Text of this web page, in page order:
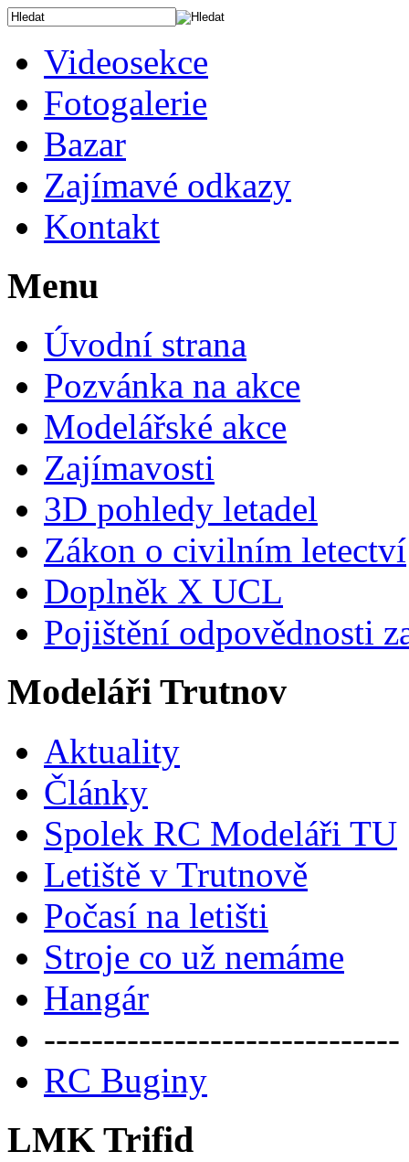
Videosekce
Fotogalerie
Bazar
Zajímavé odkazy
Kontakt
Menu
Úvodní strana
Pozvánka na akce
Modelářské akce
Zajímavosti
3D pohledy letadel
Zákon o civilním letectví
Doplněk X UCL
Pojištění odpovědnosti
Modeláři Trutnov
Aktuality
Články
Spolek RC Modeláři TU
Letiště v Trutnově
Počasí na letišti
Stroje co už nemáme
Hangár
------------------------------
RC Buginy
LMK Trifid